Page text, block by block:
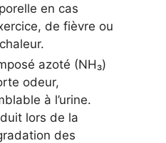
en cas
de fièvre ou
azoté (NH₃)
odeur,
à l’urine.
lors de la
des